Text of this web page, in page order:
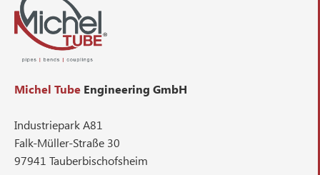
Michel Tube Engineering GmbH
Industriepark A81
Falk-Müller-Straße 30
97941 Tauberbischofsheim